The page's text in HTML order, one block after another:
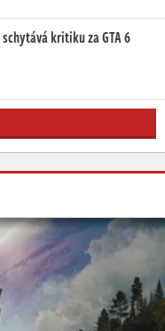
kritiku za GTA 6